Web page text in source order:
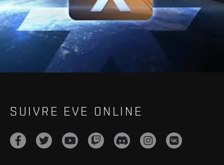
SUIVRE EVE ONLINE